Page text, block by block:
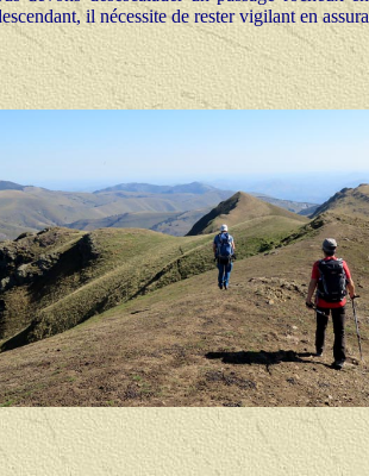
il nécessite de rester vigilant en